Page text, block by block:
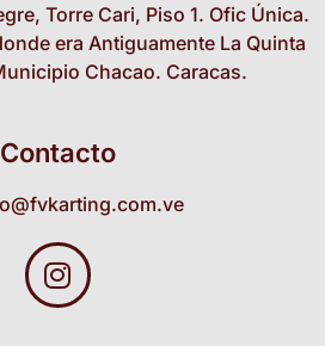
Torre Cari, Piso 1. Ofic Única.
era Antiguamente La Quinta
Chacao. Caracas.
Contacto